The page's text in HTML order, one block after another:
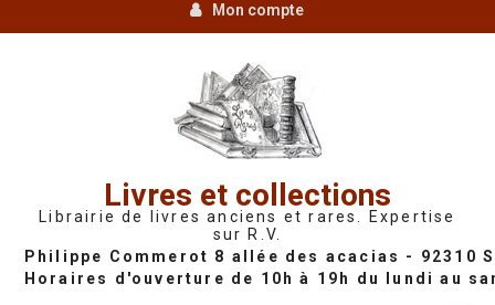
Mon compte
Livres et collections
Librairie de livres anciens et rares. Expertise
sur R.V.